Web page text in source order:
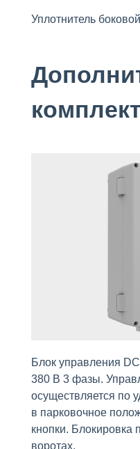
Уплотнитель боковой
Блок управления
380 В 3 фазы.
осуществляется по
в парковочное
кнопки.
воротах.